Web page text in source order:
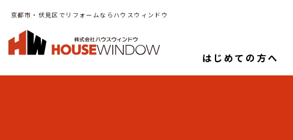
京都市・伏見区でリフォームならハウスウィンドウ
はじめての方へ